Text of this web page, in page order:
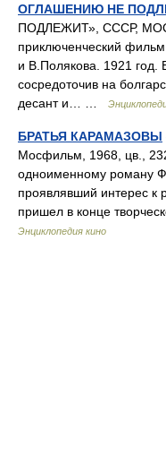
ОГЛАШЕНИЮ НЕ
ПОДЛЕЖИТ», СССР,
приключенческий
и В.Полякова. 1921 год.
сосредоточив на
десант и… …
БРАТЬЯ КАРАМАЗОВЫ
Мосфильм, 1968, цв.,
одноименному роману
проявлявший интерес к
пришел в конце
Энциклопедия кино